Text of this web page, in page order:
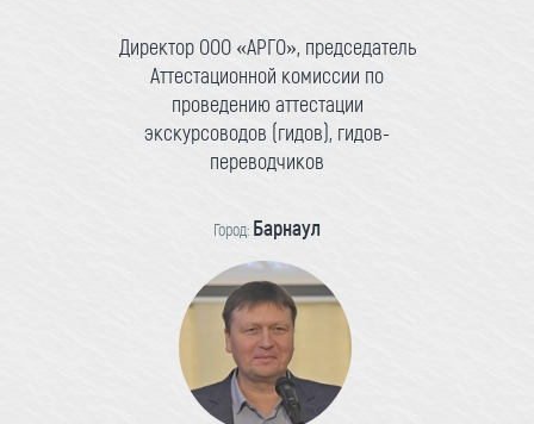
Директор ООО «АРГО», председатель
Аттестационной комиссии по
проведению аттестации
экскурсоводов (гидов), гидов-
переводчиков
Город: Барнаул